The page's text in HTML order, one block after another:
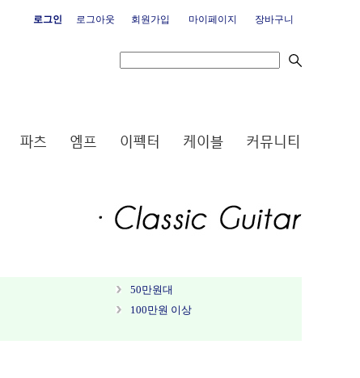
로그인 로그아웃 회원가입 마이페이지 장바구니
50만원대
100만원 이상